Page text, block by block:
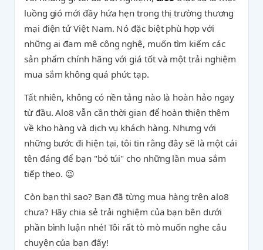
luồng gió mới đầy hứa hẹn trong thị trường thương
mại điện tử Việt Nam. Nó đặc biệt phù hợp với
những ai đam mê công nghệ, muốn tìm kiếm các
sản phẩm chính hãng với giá tốt và một trải nghiệm
mua sắm không quá phức tạp.
Tất nhiên, không có nền tảng nào là hoàn hảo ngay
từ đầu. Alo8 vẫn cần thời gian để hoàn thiện thêm
về kho hàng và dịch vụ khách hàng. Nhưng với
những bước đi hiện tại, tôi tin rằng đây sẽ là một cái
tên đáng để bạn "bỏ túi" cho những lần mua sắm
tiếp theo. 😉
Còn bạn thì sao? Bạn đã từng mua hàng trên alo8
chưa? Hãy chia sẻ trải nghiệm của bạn bên dưới
phần bình luận nhé! Tôi rất tò mò muốn nghe câu
chuyện của bạn đấy!